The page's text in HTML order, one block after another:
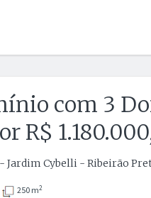
com 3
R$
Jardim Cybelli - Ribeirão
250 m2